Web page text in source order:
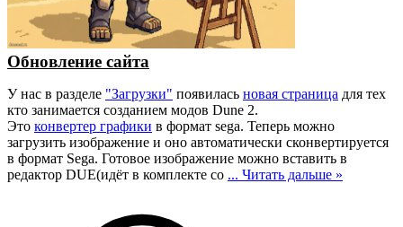
Обновление сайта
У нас в разделе "Загрузки" появилась новая страница для тех
кто занимается созданием модов Dune 2.
Это конвертер графики в формат sega. Теперь можно
загрузить изображение и оно автоматически сконвертируется
в формат Sega. Готовое изображение можно вставить в
редактор DUE(идёт в комплекте со ... Читать дальше »